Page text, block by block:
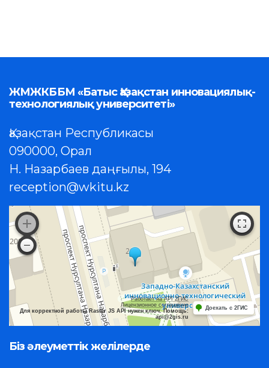
ЖМЖКББМ «Батыс Қазақстан инновациялық-
технологиялық университеті»
Қазақстан Республикасы
090000, Орал
Н. Назарбаев даңғылы, 194
reception@wkitu.kz
Работает на API 2ГИС
Лицензионное соглашение
Для корректной работы Raster JS API нужен ключ. Помощь:
api@2gis.ru
Доехать с 2ГИС
Біз әлеуметтік желілерде